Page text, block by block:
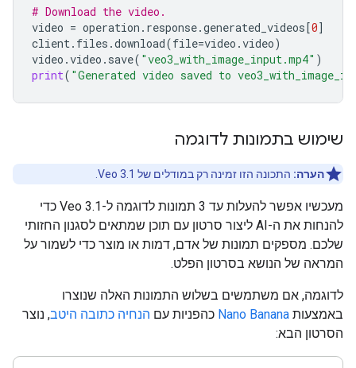
# Download the video.
video = operation . response.generated_videos[0]
client. files .download(file=video .video)
video .video . save( "veo3_with_image_input.mp4" )
print( "Generated video saved to
שימוש בתמונות לדוגמה
הערה: התכונה הזו זמינה רק במודלים של Veo 3.1.
מעכשיו אפשר להעלות עד 3 תמונות לדוגמה ל-Veo 3.1 כדי
להנחות את ה-AI ליצור סרטון עם תוכן שמתאים לסגנון החזותי
שלכם. מספקים תמונות של אדם, דמות או מוצר כדי לשמור על
המראה של הנושא בסרטון הפלט.
לדוגמה, אם משתמשים בשלוש התמונות האלה שנוצרו
באמצעות Nano Banana כהפניות עם הנחיה כתובה היטב, נוצר
הסרטון הבא: